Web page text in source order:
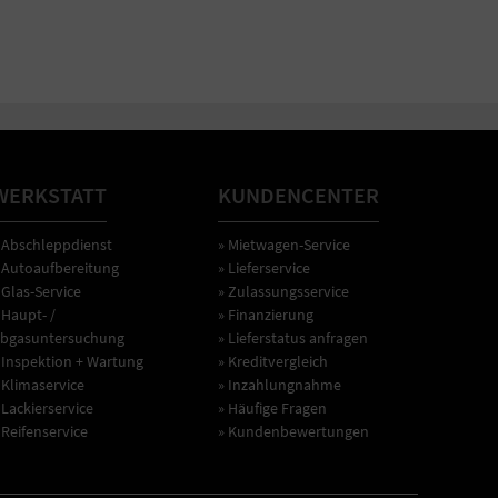
Abschleppdienst
Autoaufbereitung
Service
Haupt- /
Inspektion + Wartung
KUNDENCENTER
» Mietwagen-Service
» Lieferservice
» Zulassungsservice
» Finanzierung
» Lieferstatus anfragen
» Kreditvergleich
» Inzahlungnahme
» Häufige Fragen
» Kundenbewertungen